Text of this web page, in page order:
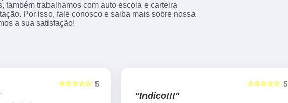
também trabalhamos com auto escola e carteira
Por isso, fale conosco e saiba mais sobre nossa
a sua satisfação!
5
☆☆☆☆☆ 5
☆☆☆☆☆
"Indico!!!"